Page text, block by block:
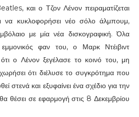
και ο Τζον Λένον πειραματίζεται
να κυκλοφορήσει νέο σόλο άλμπουμ,
με μία νέα δισκογραφική. Όλα
φαν του, ο Μαρκ Ντέιβιντ
ο Λένον ξεγέλασε το κοινό του, μη
ότι διέλυσε το συγκρότημα που
στενά και εξυφαίνει ένα σχέδιο για την
θέσει σε εφαρμογή στις 8 Δεκεμβρίου